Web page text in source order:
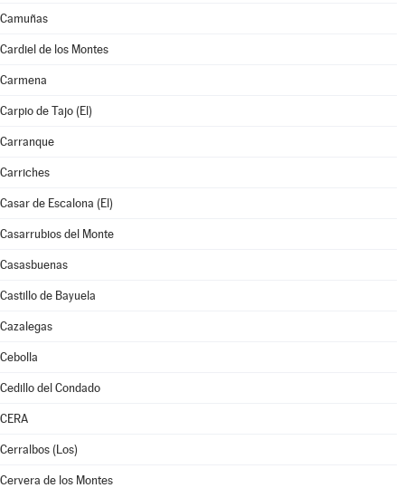
Camuñas
Cardiel de los Montes
Carmena
Carpio de Tajo (El)
Carranque
Carriches
Casar de Escalona (El)
Casarrubios del Monte
Casasbuenas
Castillo de Bayuela
Cazalegas
Cebolla
Cedillo del Condado
CERA
Cerralbos (Los)
Cervera de los Montes